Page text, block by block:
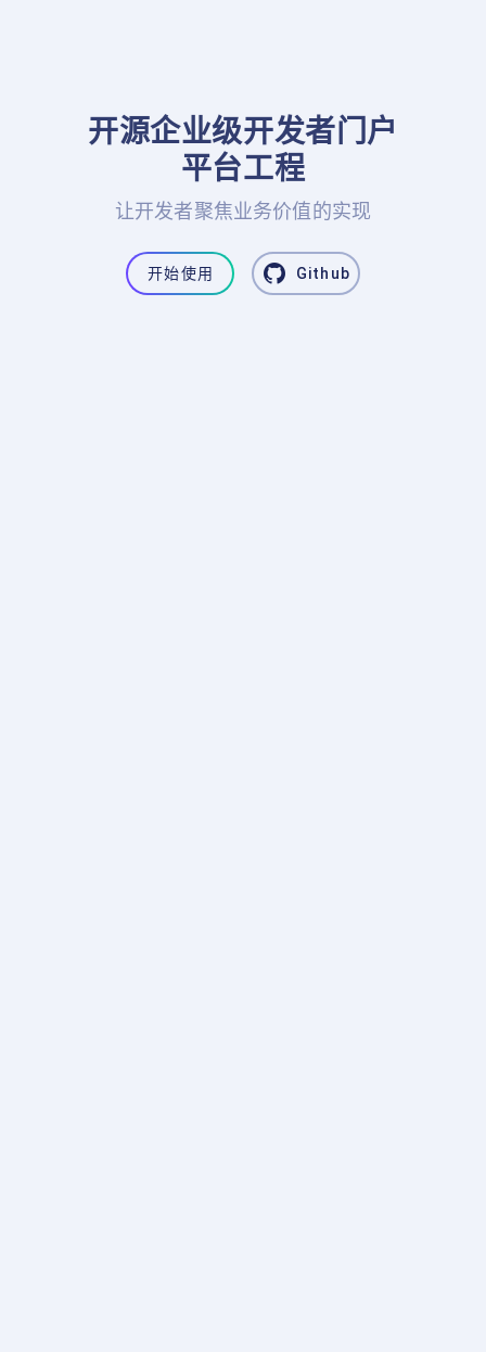
开源企业级开发者门户
平台工程
让开发者聚焦业务价值的实现
开始使用 Github